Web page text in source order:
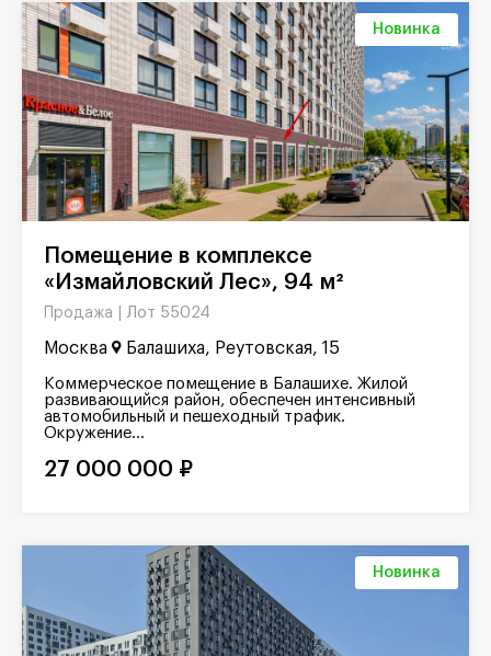
Новинка
«Измайловский Лес», 94 м²
Продажа | Лот 55024
Москва Балашиха, Реутовская, 15
Коммерческое помещение в Балашихе. Жилой
развивающийся район, обеспечен интенсивный
автомобильный и пешеходный трафик.
Окружение...
27 000 000 ₽
Новинка